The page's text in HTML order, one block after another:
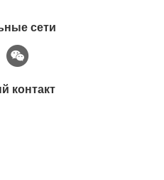
сети
контакт